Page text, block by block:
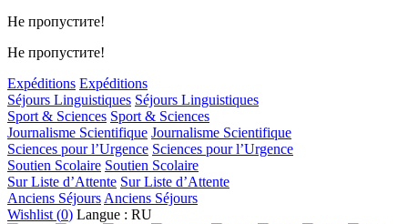
Не пропустите!
Не пропустите!
Expéditions Expéditions
Séjours Linguistiques Séjours Linguistiques
Sport & Sciences Sport & Sciences
Journalisme Scientifique Journalisme Scientifique
Sciences pour l’Urgence Sciences pour l’Urgence
Soutien Scolaire Soutien Scolaire
Sur Liste d’Attente Sur Liste d’Attente
Anciens SéjoursAnciens Séjours
Wishlist (0) Langue : RU